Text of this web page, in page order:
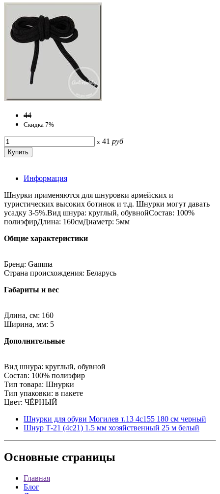
44
Скидка 7%
x 41 руб
Информация
Шнурки применяются для шнуровки армейских и
туристических высоких ботинок и т.д. Шнурки могут давать
усадку 3-5%.Вид шнура: круглый, обувнойСостав: 100%
полиэфирДлина: 160смДиаметр: 5мм
Общие характеристики
Бренд: Gamma
Страна происхождения: Беларусь
Габариты и вес
Длина, см: 160
Ширина, мм: 5
Дополнительные
Вид шнура: круглый, обувной
Состав: 100% полиэфир
Тип товара: Шнурки
Тип упаковки: в пакете
Цвет: ЧЁРНЫЙ
Шнурки для обуви Могилев т.13 4с155 180 см черный
Шнур Т-21 (4с21) 1.5 мм хозяйственный 25 м белый
Основные страницы
Главная
Блог